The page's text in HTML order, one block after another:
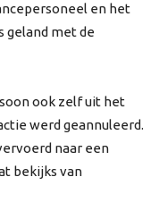
en het
geland met de
ook zelf uit het
werd geannuleerd.
naar een
bekijks van